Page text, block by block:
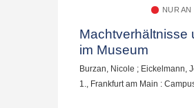
NUR
Machtverhältnisse
im Museum
Burzan, Nicole ; Eickelmann,
1., Frankfurt am Main :